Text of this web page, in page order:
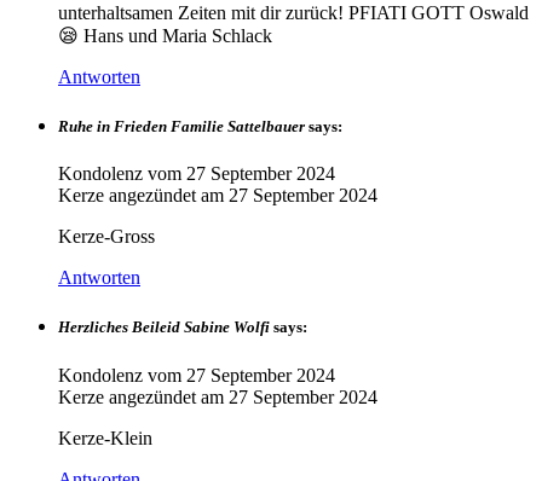
unterhaltsamen Zeiten mit dir zurück! PFIATI GOTT Oswald
😪 Hans und Maria Schlack
Antworten
Ruhe in Frieden Familie Sattelbauer says:
Kondolenz vom 27 September 2024
Kerze angezündet am 27 September 2024
Kerze-Gross
Antworten
Herzliches Beileid Sabine Wolfi says:
Kondolenz vom 27 September 2024
Kerze angezündet am 27 September 2024
Kerze-Klein